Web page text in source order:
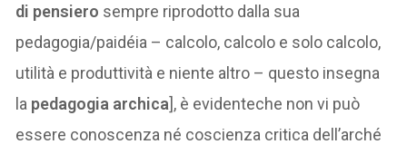
di pensiero sempre riprodotto dalla sua
pedagogia/paidéia – calcolo, calcolo e solo calcolo,
utilità e produttività e niente altro – questo insegna
la pedagogia archica], è evidenteche non vi può
essere conoscenza né coscienza critica dell’arché